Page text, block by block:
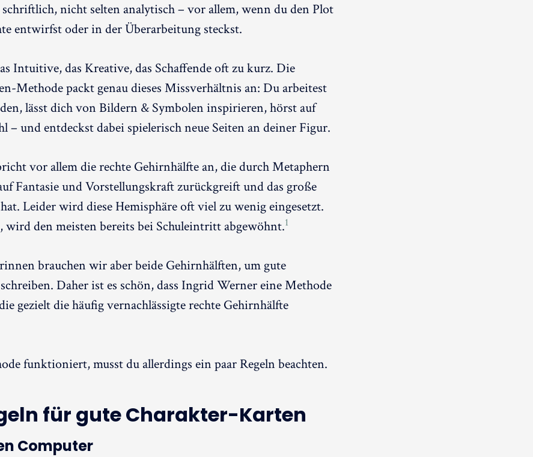
nicht selten analytisch – vor allem, wenn du den Plot
entwirfst oder in der Überarbeitung steckst.
Intuitive, das Kreative, das Schaffende oft zu kurz. Die
Methode packt genau dieses Missverhältnis an: Du arbeitest
lässt dich von Bildern & Symbolen inspirieren, hörst auf
– und entdeckst dabei spielerisch neue Seiten an deiner Figur.
vor allem die rechte Gehirnhälfte an, die durch Metaphern
Fantasie und Vorstellungskraft zurückgreift und das große
Leider wird diese Hemisphäre oft viel zu wenig eingesetzt.
wird den meisten bereits bei Schuleintritt abgewöhnt.1
brauchen wir aber beide Gehirnhälften, um gute
Daher ist es schön, dass Ingrid Werner eine Methode
gezielt die häufig vernachlässigte rechte Gehirnhälfte
funktioniert, musst du allerdings ein paar Regeln beachten.
für gute Charakter-Karten
Computer